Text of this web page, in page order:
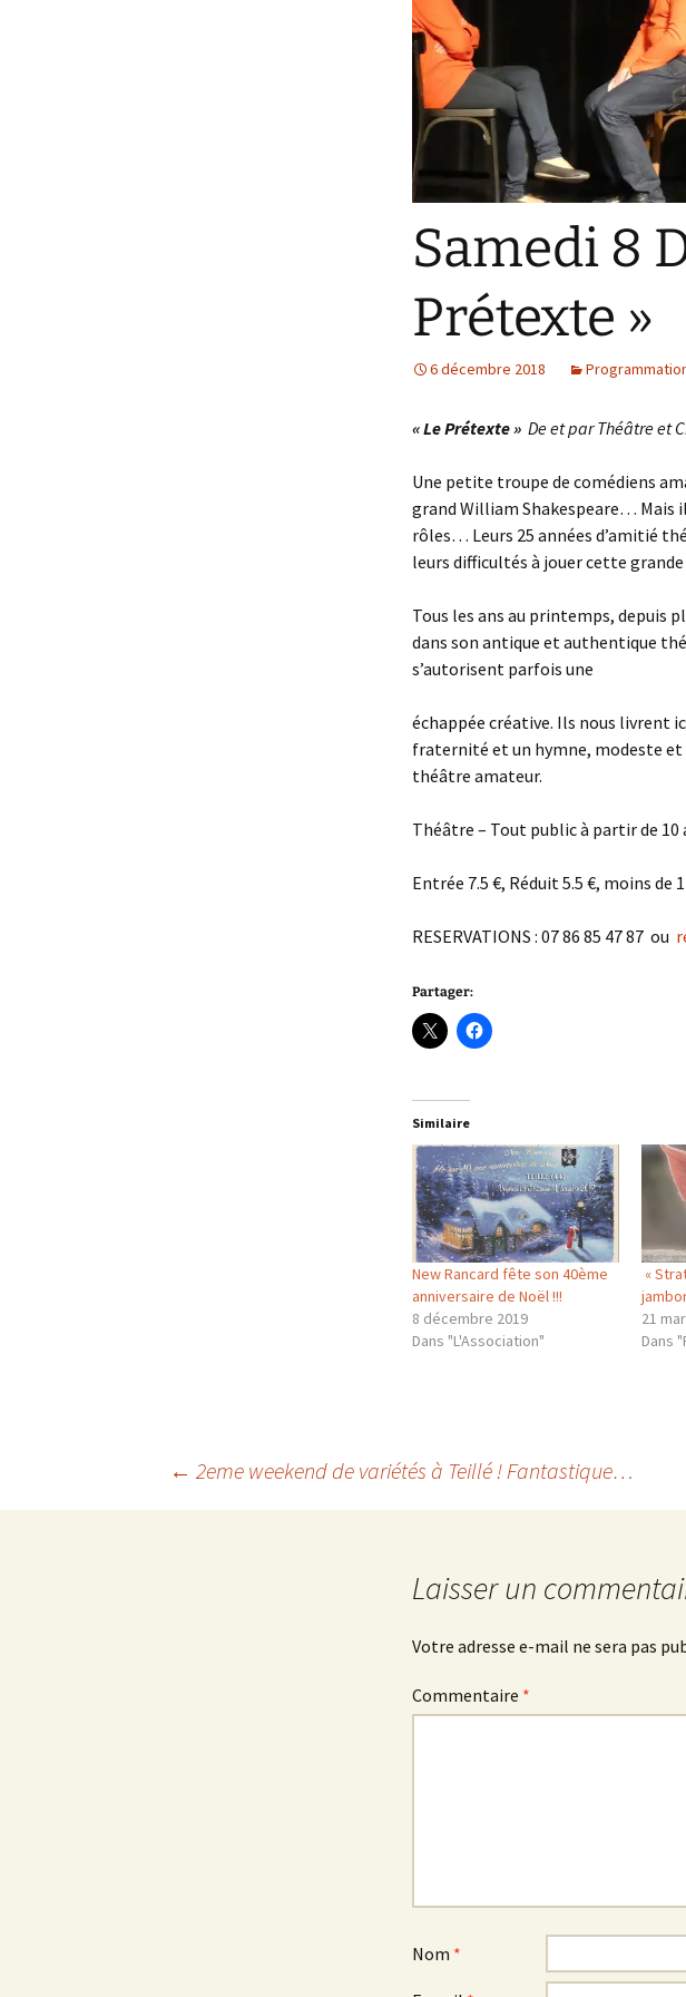
Samedi 8
Prétexte »
6 décembre 2018
« Le Prétexte » De et par Théâtre et
Une petite troupe de comédiens
grand William Shakespeare… Mais
rôles… Leurs 25 années d’amitié
leurs difficultés à jouer cette grande
Tous les ans au printemps, depuis
dans son antique et authentique
s’autorisent parfois une
échappée créative. Ils nous livrent
fraternité et un hymne, modeste et
théâtre amateur.
Théâtre – Tout public à partir de 10
Entrée 7.5 €, Réduit 5.5 €, moins de
RESERVATIONS : 07 86 85 47 87 ou
Partager:
Similaire
New Rancard fête son 40ème
anniversaire de Noël !!!
8 décembre 2019
Dans "L'Association"
«
21
Dans
Navigation
← 2eme weekend de variétés à Teillé ! Fantastique…
Laisser un
Votre adresse e-mail ne sera pas
Commentaire *
Nom *